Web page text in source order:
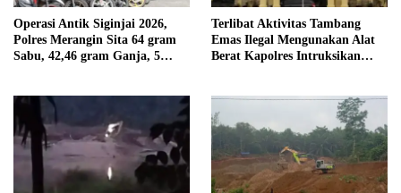
Operasi Antik Siginjai 2026,
Polres Merangin Sita 64 gram
Sabu, 42,46 gram Ganja, 5
Terlibat Aktivitas Tambang
Emas Ilegal Mengunakan Alat
Berat Kapolres Intruksikan
Tanjung Mudo